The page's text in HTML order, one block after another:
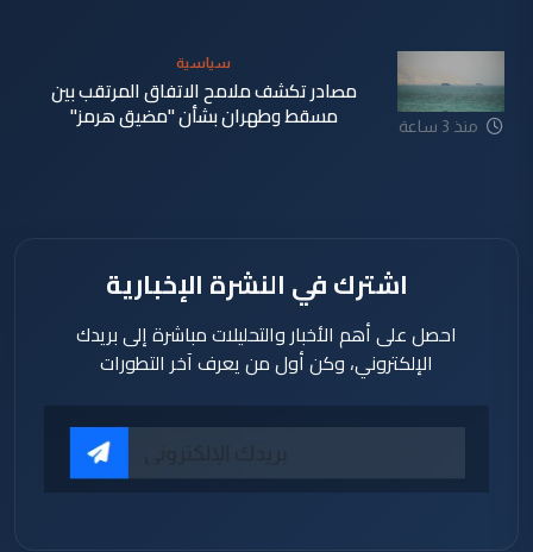
منذ 3 ساعة
سياسية
مصادر تكشف ملامح الاتفاق المرتقب بين
مسقط وطهران بشأن "مضيق هرمز"
اشترك في النشرة الإخبارية
احصل على أهم الأخبار والتحليلات مباشرة إلى بريدك
الإلكتروني، وكن أول من يعرف آخر التطورات